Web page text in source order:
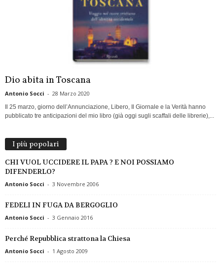
Dio abita in Toscana
Antonio Socci - 28 Marzo 2020
Il 25 marzo, giorno dell’Annunciazione, Libero, Il Giornale e la Verità hanno
pubblicato tre anticipazioni del mio libro (già oggi sugli scaffali delle librerie),...
I più popolari
CHI VUOL UCCIDERE IL PAPA ? E NOI POSSIAMO
DIFENDERLO?
Antonio Socci - 3 Novembre 2006
FEDELI IN FUGA DA BERGOGLIO
Antonio Socci - 3 Gennaio 2016
Perché Repubblica strattona la Chiesa
Antonio Socci - 1 Agosto 2009